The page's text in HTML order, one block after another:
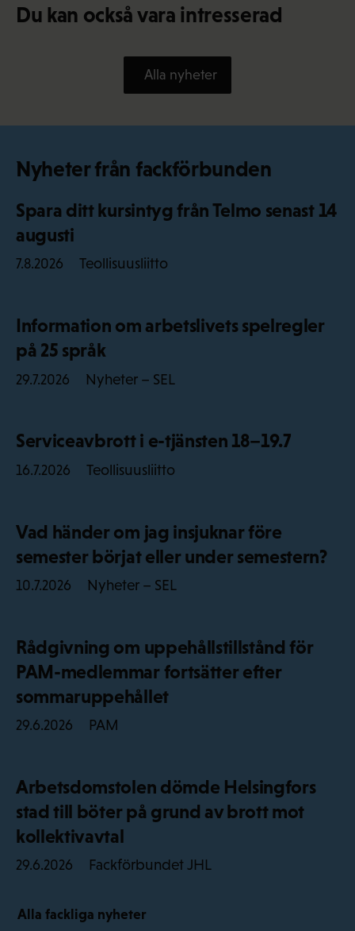
Du kan också vara intresserad
Alla nyheter
Nyheter från fackförbunden
Spara ditt kursintyg från Telmo senast 14
augusti
7.8.2026 Teollisuusliitto
Information om arbetslivets spelregler
på 25 språk
29.7.2026 Nyheter – SEL
Serviceavbrott i e-tjänsten 18–19.7
16.7.2026 Teollisuusliitto
Vad händer om jag insjuknar före
semester börjat eller under semestern?
10.7.2026 Nyheter – SEL
Rådgivning om uppehållstillstånd för
PAM-medlemmar fortsätter efter
sommaruppehållet
29.6.2026 PAM
Arbetsdomstolen dömde Helsingfors
stad till böter på grund av brott mot
kollektivavtal
29.6.2026 Fackförbundet JHL
Alla fackliga nyheter